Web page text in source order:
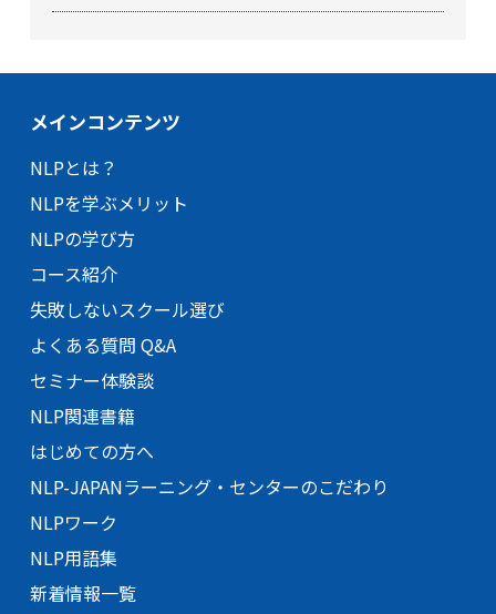
メインコンテンツ
NLPとは？
NLPを学ぶメリット
NLPの学び方
コース紹介
失敗しないスクール選び
よくある質問 Q&A
セミナー体験談
NLP関連書籍
はじめての方へ
NLP-JAPANラーニング・ センターのこだわり
NLPワーク
NLP用語集
新着情報一覧